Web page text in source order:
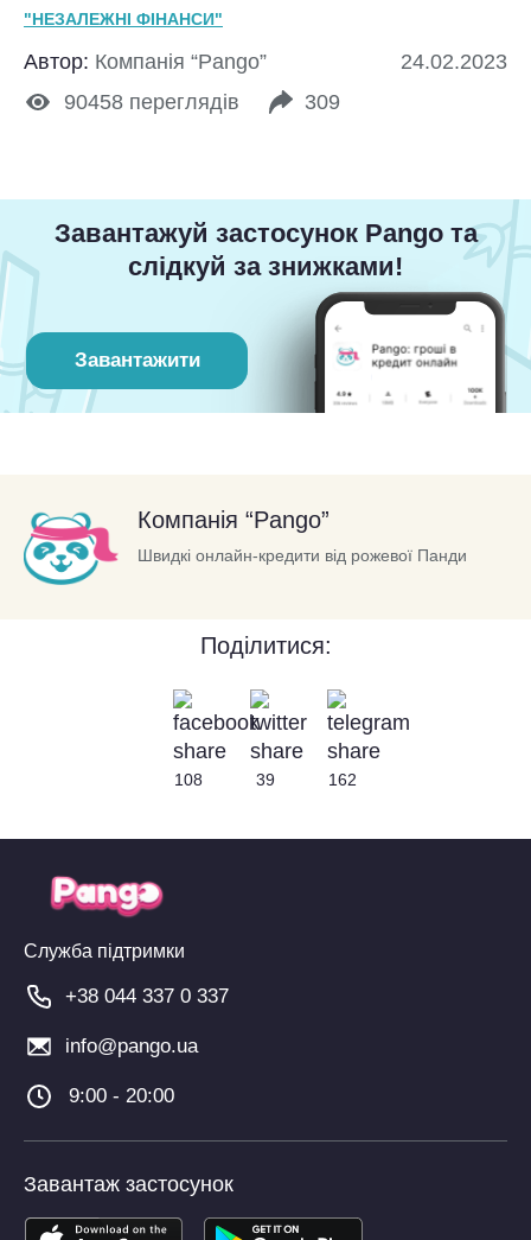
"НЕЗАЛЕЖНІ ФІНАНСИ"
Автор: Компанія “Pango”
24.02.2023
90458 переглядів 309
Завантажуй застосунок Pango та
слідкуй за знижками!
Завантажити
Компанія “Pango”
Швидкі онлайн-кредити від рожевої Панди
Поділитися:
108 39 162
Служба підтримки
+38 044 337 0 337
info@pango.ua
9:00 - 20:00
Завантаж застосунок